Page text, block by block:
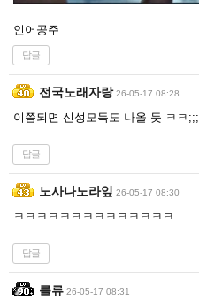
인어공주
답글
전국노래자랑 26-05-17 08:28
이쯤되면 신성모독도 나올 듯 ㅋㅋ;;;
답글
노사나노라잎 26-05-17 08:30
ㅋㅋㅋㅋㅋㅋㅋㅋㅋㅋㅋㅋㅋㅋ
답글
를류 26-05-17 08:31